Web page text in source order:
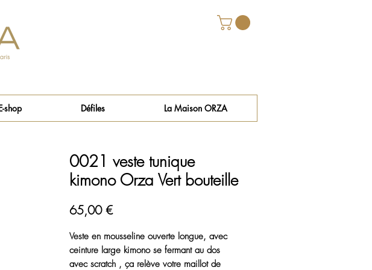
shop Défiles La Maison ORZA
0021 veste tunique
kimono Orza Vert bouteille
65,00 €Prix
Veste en mousseline ouverte longue, avec
ceinture large kimono se fermant au dos
avec scratch , ça relève votre maillot de